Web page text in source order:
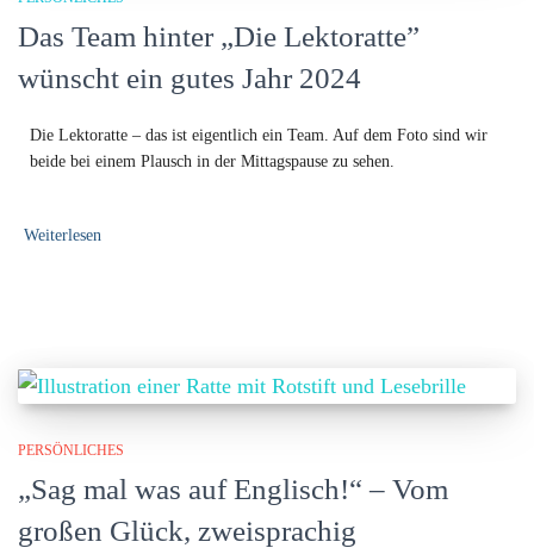
Das Team hinter „Die Lektoratte”
wünscht ein gutes Jahr 2024
Die Lektoratte – das ist eigentlich ein Team. Auf dem Foto sind wir
beide bei einem Plausch in der Mittagspause zu sehen.
Weiterlesen
PERSÖNLICHES
„Sag mal was auf Englisch!“ – Vom
großen Glück, zweisprachig